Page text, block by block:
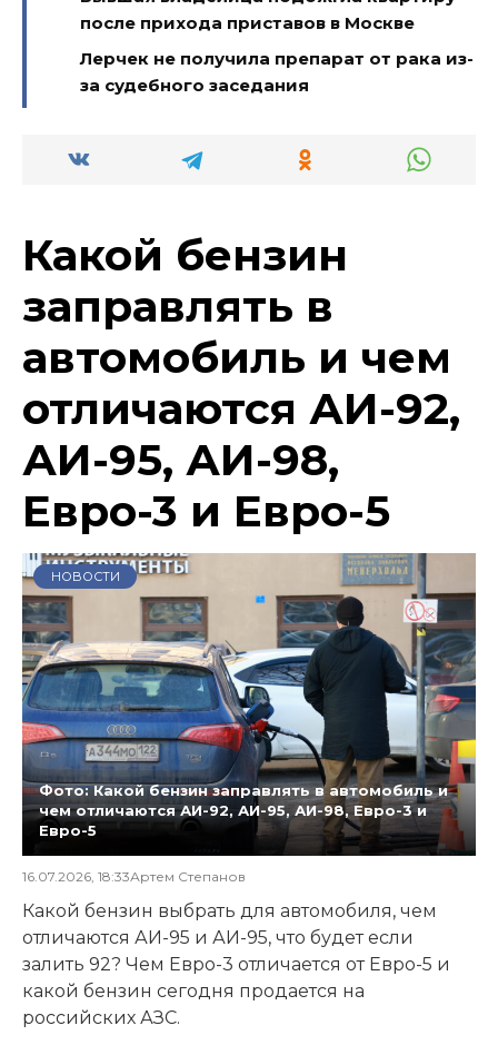
после прихода приставов в Москве
Лерчек не получила препарат от рака из-
за судебного заседания
Какой бензин
заправлять в
автомобиль и чем
отличаются АИ-92,
АИ-95, АИ-98,
Евро-3 и Евро-5
НОВОСТИ
Фото: Какой бензин заправлять в автомобиль и
чем отличаются АИ-92, АИ-95, АИ-98, Евро-3 и
Евро-5
16.07.2026, 18:33Артем Степанов
Какой бензин выбрать для автомобиля, чем
отличаются АИ-95 и АИ-95, что будет если
залить 92? Чем Евро-3 отличается от Евро-5 и
какой бензин сегодня продается на
российских АЗС.